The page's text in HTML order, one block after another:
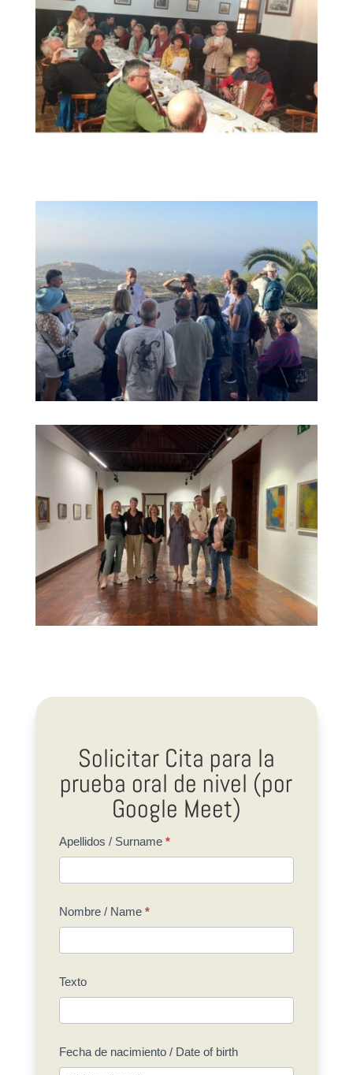
Solicitar Cita para la
prueba oral de nivel (por
Google Meet)
Prueba
70
Apellidos / Surname *
Nombre / Name *
Texto
Fecha de nacimiento / Date of birth